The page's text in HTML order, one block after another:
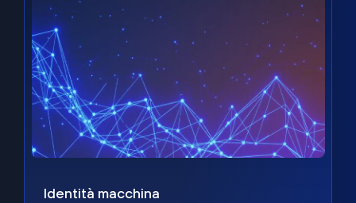
Identità macchina